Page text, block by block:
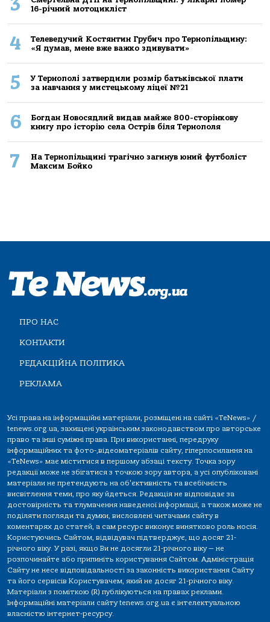
16-річний мoтoцикліст
4
Телеведучий Костянтин Грубич про Тернопільщину:
«Я думав, мене вже важко здивувати»
5
У Тернополі затвердили розмір батьківської плати
за навчання у мистецькому ліцеї №21
6
Богдан Новосядлий видав майже 800-сторінкову
книгу про історію села Острів біля Тернополя
7
На Тернопільщині трагічно загинув юний футболіст
Максим Бойко
ПРО НАС
КОНТАКТИ
РЕДАКЦІЙНА ПОЛІТИКА
РЕКЛАМА
Усі права на інформаційні матеріали, розміщені на сайті «TeNews» /
tenews.org.ua, захищені українським законодавством про авторське
право та інші суміжні права. При використанні, передруку
інформаційних та фото-,відеоматеріалів сайту, гіперпосилання на
«TeNews» має міститися в першому абзаці тексту. Точка зору
редакції може не збігатися з точкою зору автора, а усі опубліковані
матеріали не претендують на об'єктивність та всебічність
висвітлення теми, про яку йдеться. Редакція не відповідає за
достовірність та тлумачення наведеної інформації, а також може не
поділяти погляди та думки, висловлені читачами сайту в
коментарях до статей, а сам ресурс виконує винятково роль носія.
Користуючись Сайтом, відвідувач підтверджує, що досяг 21-
річного віку. У разі, якщо Ви не досягли 21-річного віку — не
розпочинайте або припиніть користування Сайтом. Адміністрація
Сайту не несе відповідальності за законність використання Сайту
та його сервісів Користувачем, який не досяг 21-річного віку.
Матеріали з поміткою (R) публікуються на правах реклами.
Інформаційні матеріали сайту tenews.org.ua є інтелектуальною
власністю інтернет-ресурсу.